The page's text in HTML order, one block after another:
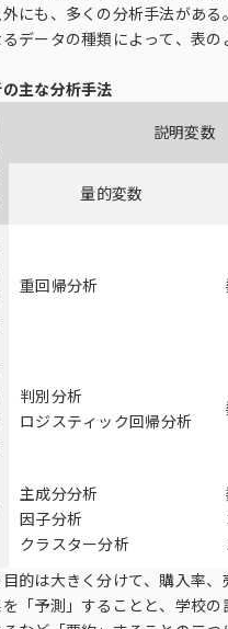
にも、多くの分析手法がある
データの種類によって、表の
主な分析手法
説明変数
量的変数
重回帰分析
判別分析
ロジスティック回帰分析
主成分分析
因子分析
クラスター分析
的は大きく分けて、購入率
「予測」することと、学校の